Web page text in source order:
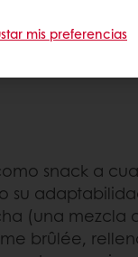
snack a
(una
brûlée,
mis preferencias